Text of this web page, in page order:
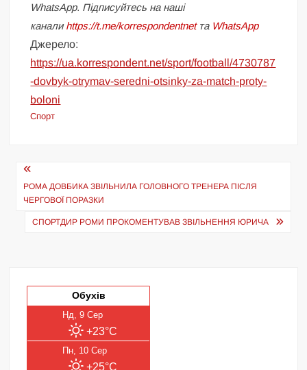
WhatsApp. Підписуйтесь на наші
каналиhttps://t.me/korrespondentnetта WhatsApp
Джерело:
https://ua.korrespondent.net/sport/football/4730787
-dovbyk-otrymav-seredni-otsinky-za-match-proty-
boloni
Спорт
Навігація
записів
РОМА ДОВБИКА ЗВІЛЬНИЛА ГОЛОВНОГО ТРЕНЕРА ПІСЛЯ
ЧЕРГОВОЇ ПОРАЗКИ
СПОРТДИР РОМИ ПРОКОМЕНТУВАВ ЗВІЛЬНЕННЯ ЮРИЧА
Обухів
Нд, 9 Сер
+23°C
Пн, 10 Сер
+25°C